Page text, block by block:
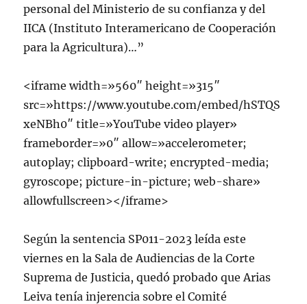
personal del Ministerio de su confianza y del
IICA (Instituto Interamericano de Cooperación
para la Agricultura)…”
<iframe width=»560″ height=»315″
src=»https://www.youtube.com/embed/hSTQS
xeNBh0″ title=»YouTube video player»
frameborder=»0″ allow=»accelerometer;
autoplay; clipboard-write; encrypted-media;
gyroscope; picture-in-picture; web-share»
allowfullscreen></iframe>
Según la sentencia SP011-2023 leída este
viernes en la Sala de Audiencias de la Corte
Suprema de Justicia, quedó probado que Arias
Leiva tenía injerencia sobre el Comité